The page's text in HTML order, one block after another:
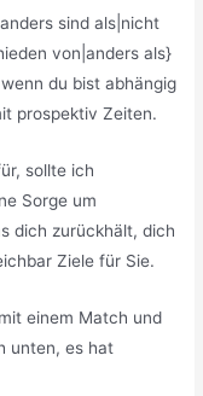
sind als|nicht
von|anders als}
du bist abhängig
prospektiv Zeiten.
sollte ich
Sorge um
dich zurückhält, dich
Ziele für Sie.
einem Match und
unten, es hat